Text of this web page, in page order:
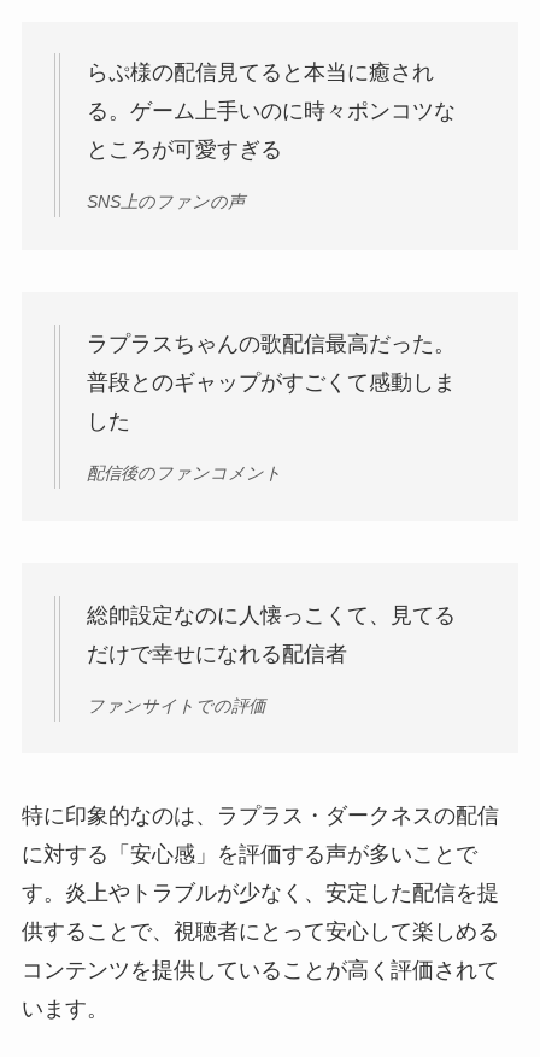
らぷ様の配信見てると本当に癒され
る。ゲーム上手いのに時々ポンコツな
ところが可愛すぎる
SNS上のファンの声
ラプラスちゃんの歌配信最高だった。
普段とのギャップがすごくて感動しま
した
配信後のファンコメント
総帥設定なのに人懐っこくて、見てる
だけで幸せになれる配信者
ファンサイトでの評価
特に印象的なのは、ラプラス・ダークネスの配信
に対する「安心感」を評価する声が多いことで
す。炎上やトラブルが少なく、安定した配信を提
供することで、視聴者にとって安心して楽しめる
コンテンツを提供していることが高く評価されて
います。